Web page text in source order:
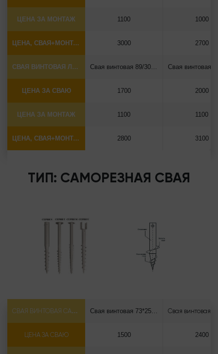
ЦЕНА ЗА МОНТАЖ
ЦЕНА, СВАЯ+МОНТАЖ (БЕЗ ОГОЛОВКА)
1100
3000
1000
2700
СВАЯ ВИНТОВАЯ ЛОПАСТНАЯ Ф89*6.5
ЦЕНА ЗА СВАЮ
ЦЕНА ЗА МОНТАЖ
ЦЕНА, СВАЯ+МОНТАЖ (БЕЗ ОГОЛОВКА)
Свая винтовая 89/300*2500
1700
1100
2800
2000
1100
3100
ТИП: САМОРЕЗНАЯ СВАЯ
СВАЯ ВИНТОВАЯ САМОРЕЗ Ф73*5.5
ЦЕНА ЗА СВАЮ
Свая винтовая 73*2500 саморез
1500 2400